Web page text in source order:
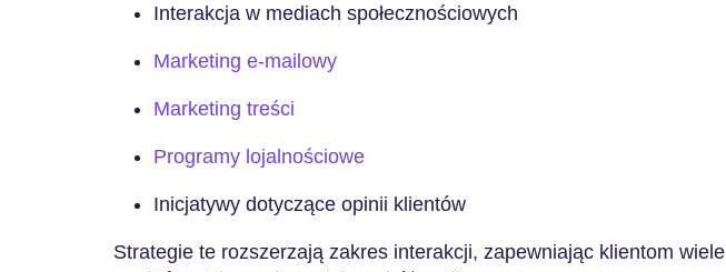
Interakcja w mediach społecznościowych
Marketing e-mailowy
Marketing treści
Programy lojalnościowe
Inicjatywy dotyczące opinii klientów
Strategie te rozszerzają zakres interakcji, zapewniając klientom wiele